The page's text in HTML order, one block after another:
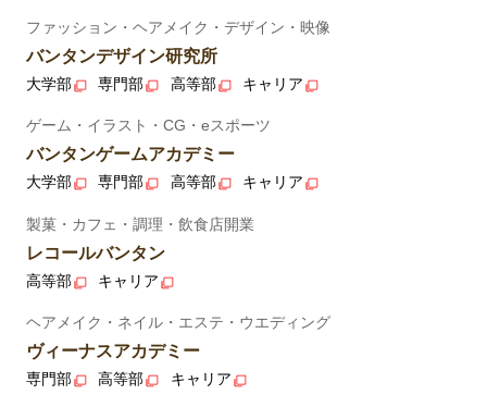
ファッション・ヘアメイク・デザイン・映像
バンタンデザイン研究所
大学部 専門部 高等部 キャリア
ゲーム・イラスト・CG・eスポーツ
バンタンゲームアカデミー
大学部 専門部 高等部 キャリア
製菓・カフェ・調理・飲食店開業
レコールバンタン
高等部 キャリア
ヘアメイク・ネイル・エステ・ウエディング
ヴィーナスアカデミー
専門部 高等部 キャリア